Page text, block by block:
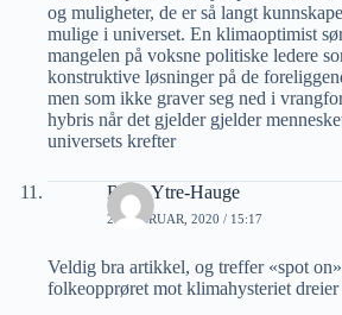
og muligheter, de er så langt
mulige i universet. En klimaoptimist
mangelen på voksne politiske ledere
konstruktive løsninger på de
men som ikke graver seg ned i
hybris når det gjelder gjelder
universets krefter
Rune Ytre-Hauge
23 FEBRUAR, 2020 / 15:17
Veldig bra artikkel, og treffer «spot
folkeopprøret mot klimahysteriet dreier